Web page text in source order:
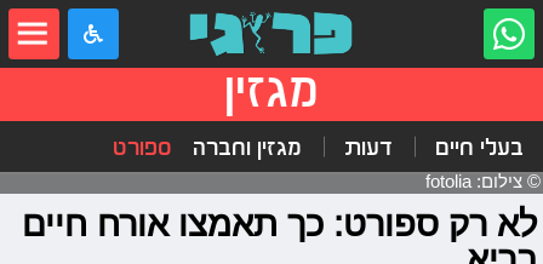
מגזין
בעלי חיים דעות מגזין וחברה ספורט
© צילום: fotolia
לא רק ספורט: כך תאמצו אורח חיים